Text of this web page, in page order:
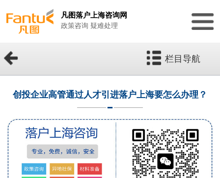
凡图落户上海咨询网
政策咨询 疑难处理
栏目导航
创投企业高管通过人才引进落户上海要怎么办理？